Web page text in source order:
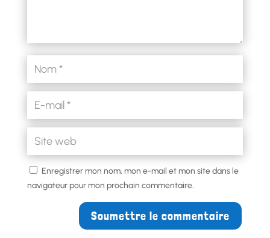
Enregistrer mon nom, mon e-mail et mon site dans le
navigateur pour mon prochain commentaire.
Soumettre le commentaire